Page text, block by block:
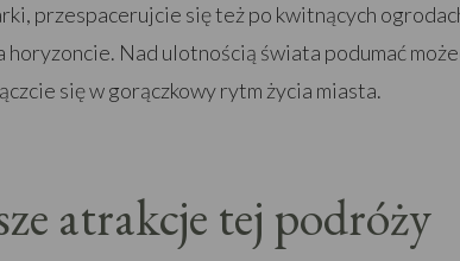
przespacerujcie się też po kwitnących
horyzoncie. Nad ulotnością świata podumać
się w gorączkowy rytm życia miasta.
atrakcje tej podróży